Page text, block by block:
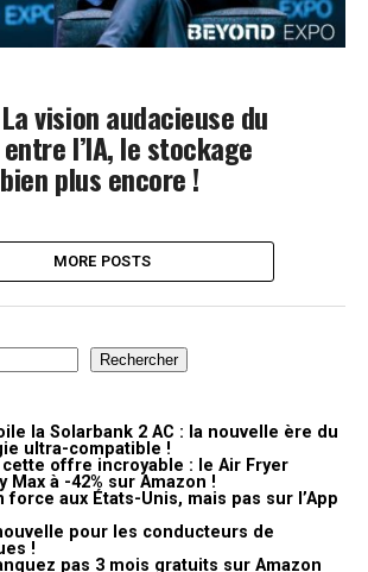
vision audacieuse du
entre l’IA, le stockage
plus encore !
MORE POSTS
Rechercher
la Solarbank 2 AC : la nouvelle ère du
ultra-compatible !
cette offre incroyable : le Air Fryer
Max à -42% sur Amazon !
aux États-Unis, mais pas sur l’App
pour les conducteurs de
!
pas 3 mois gratuits sur Amazon